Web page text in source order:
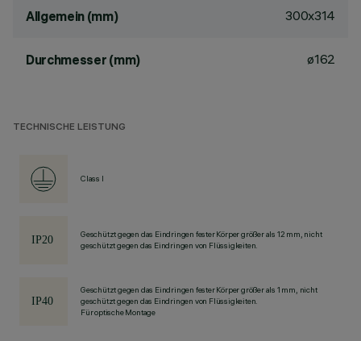
Allgemein (mm) 300x314
Durchmesser (mm) ø162
TECHNISCHE LEISTUNG
Class I
Geschützt gegen das Eindringen fester Körper größer als 12 mm, nicht
geschützt gegen das Eindringen von Flüssigkeiten.
Geschützt gegen das Eindringen fester Körper größer als 1 mm, nicht
geschützt gegen das Eindringen von Flüssigkeiten.
Für optische Montage